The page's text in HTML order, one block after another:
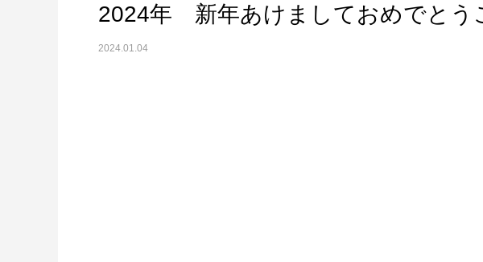
2024年 新年あけましておめでとう
2024.01.04